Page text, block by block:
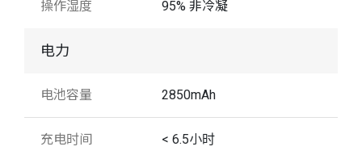
操作湿度 95% 非冷凝
电力
电池容量 2850mAh
充电时间 < 6.5小时